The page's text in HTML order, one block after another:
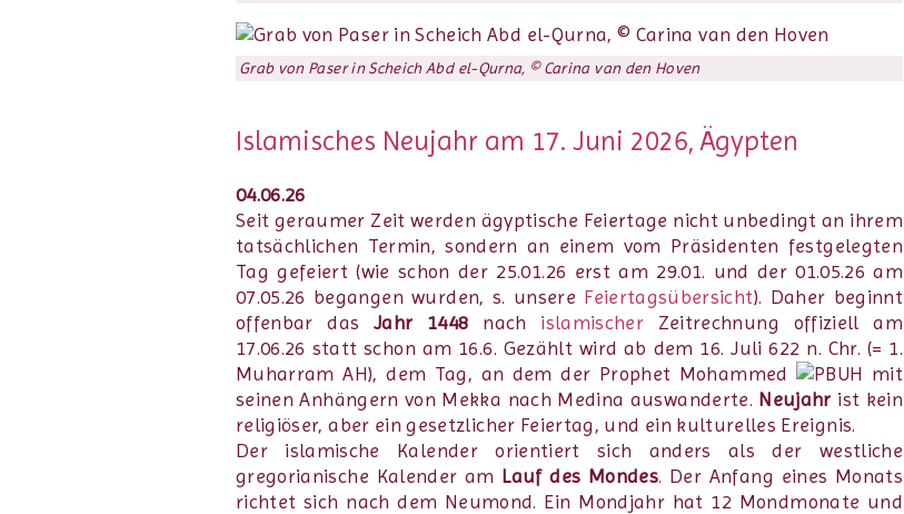
Grab von Paser in Scheich Abd el-Qurna, © Carina van den Hoven
Islamisches Neujahr am 17. Juni 2026, Ägypten
04.06.26
Seit geraumer Zeit werden ägyptische Feiertage nicht unbedingt an ihrem
tatsächlichen Termin, sondern an einem vom Präsidenten festgelegten
Tag gefeiert (wie schon der 25.01.26 erst am 29.01. und der 01.05.26 am
07.05.26 begangen wurden, s. unsere Feiertagsübersicht). Daher beginnt
offenbar dasJahr 1448 nach islamischer Zeitrechnung offiziell am
17.06.26 statt schon am 16.6. Gezählt wird ab dem 16. Juli 622 n. Chr. (= 1.
Muharram AH), dem Tag, an dem der Prophet Mohammed
mit
seinen Anhängern von Mekka nach Medina auswanderte. Neujahr ist kein
religiöser, aber ein gesetzlicher Feiertag, und ein kulturelles Ereignis.
Der islamische Kalender orientiert sich anders als der westliche
gregorianische Kalender am Lauf des Mondes. Der Anfang eines Monats
richtet sich nach dem Neumond. Ein Mondjahr hat 12 Mondmonate und